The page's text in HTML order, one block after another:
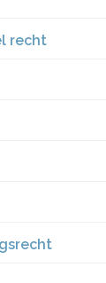
recht